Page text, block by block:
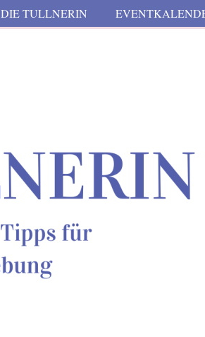
DIE TULLNERIN